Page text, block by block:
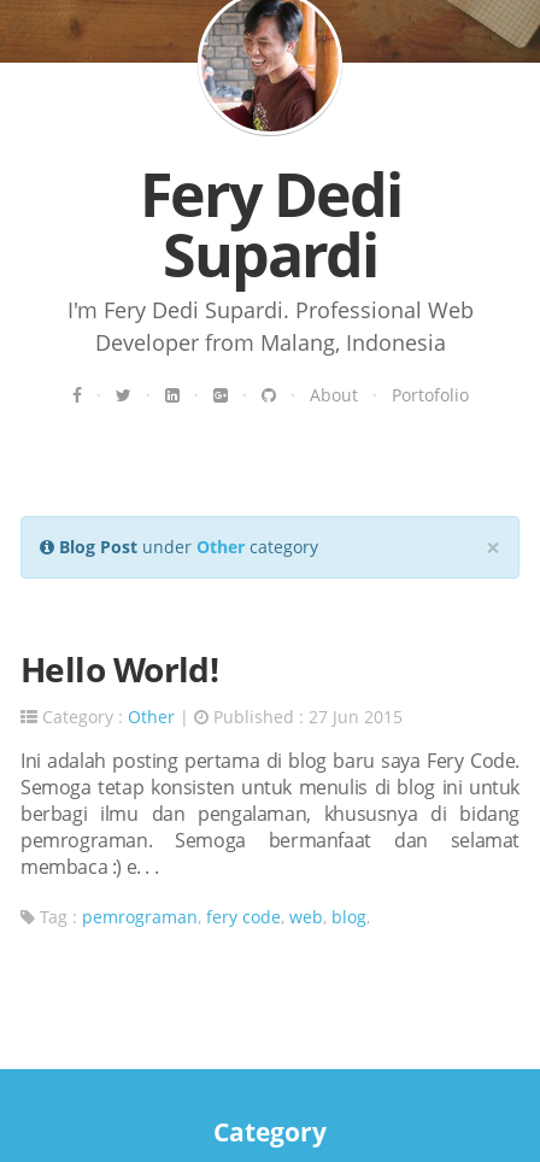
Fery Dedi
Supardi
I'm Fery Dedi Supardi. Professional Web
Developer from Malang, Indonesia
· · · · · About· Portofolio
×
Blog Post under Other category
Hello World!
Category : Other | Published : 27 Jun 2015
Ini adalah posting pertama di blog baru saya Fery Code.
Semoga tetap konsisten untuk menulis di blog ini untuk
berbagi ilmu dan pengalaman, khususnya di bidang
pemrograman. Semoga bermanfaat dan selamat
membaca :) e. . .
Tag : pemrograman, fery code, web, blog,
Category